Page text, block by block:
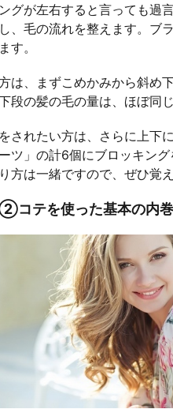
グが左右すると言っても過
、毛の流れを整えます。ブ
す。
は、まずこめかみから斜め
段の髪の毛の量は、ほぼ同じ
されたい方は、さらに上下
ツ」の計6個にブロッキン
方は一緒ですので、ぜひ覚え
コテを使った基本の内